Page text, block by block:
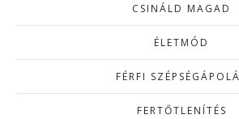
CSINÁLD MAGAD
ÉLETMÓD
FÉRFI
FERTŐTLENÍTÉS